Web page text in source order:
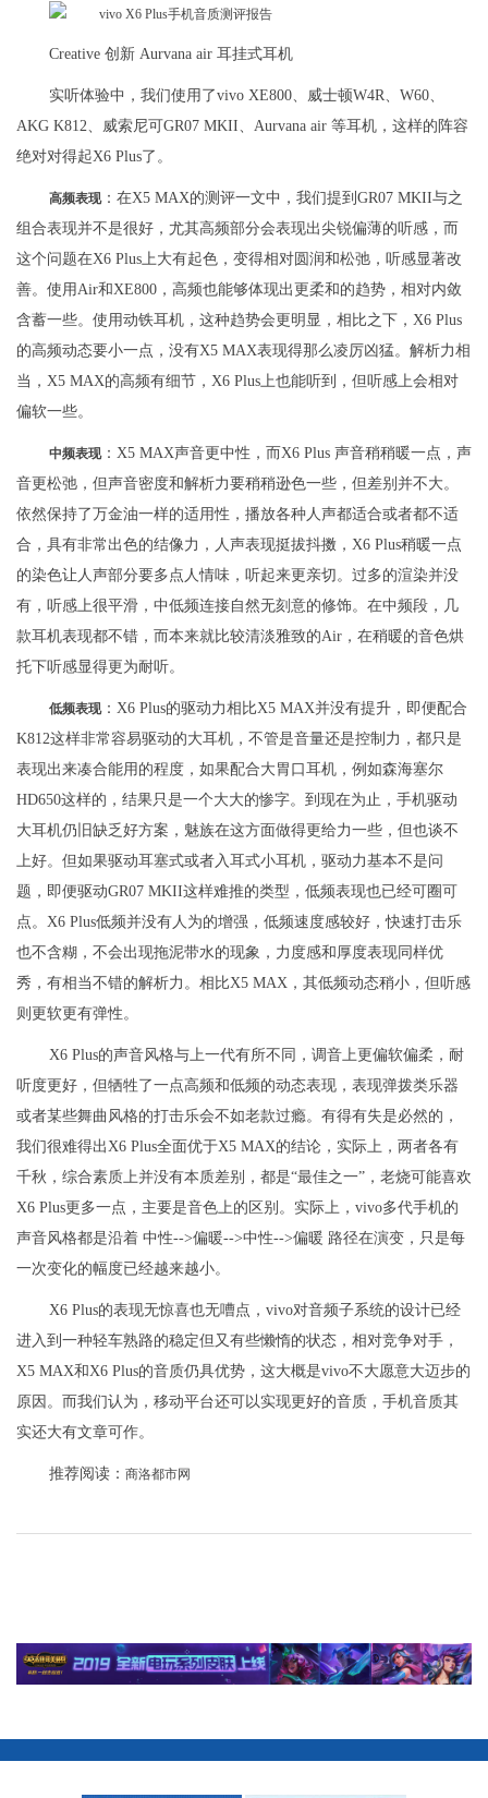
Creative 创新 Aurvana air 耳挂式耳机
实听体验中，我们使用了vivo XE800、威士顿W4R、W60、
AKG K812、威索尼可GR07 MKII、Aurvana air 等耳机，这样的阵容
绝对对得起X6 Plus了。
高频表现：在X5 MAX的测评一文中，我们提到GR07 MKII与之
组合表现并不是很好，尤其高频部分会表现出尖锐偏薄的听感，而
这个问题在X6 Plus上大有起色，变得相对圆润和松弛，听感显著改
善。使用Air和XE800，高频也能够体现出更柔和的趋势，相对内敛
含蓄一些。使用动铁耳机，这种趋势会更明显，相比之下，X6 Plus
的高频动态要小一点，没有X5 MAX表现得那么凌厉凶猛。解析力相
当，X5 MAX的高频有细节，X6 Plus上也能听到，但听感上会相对
偏软一些。
中频表现：X5 MAX声音更中性，而X6 Plus 声音稍稍暖一点，声
音更松弛，但声音密度和解析力要稍稍逊色一些，但差别并不大。
依然保持了万金油一样的适用性，播放各种人声都适合或者都不适
合，具有非常出色的结像力，人声表现挺拔抖擞，X6 Plus稍暖一点
的染色让人声部分要多点人情味，听起来更亲切。过多的渲染并没
有，听感上很平滑，中低频连接自然无刻意的修饰。在中频段，几
款耳机表现都不错，而本来就比较清淡雅致的Air，在稍暖的音色烘
托下听感显得更为耐听。
低频表现：X6 Plus的驱动力相比X5 MAX并没有提升，即便配合
K812这样非常容易驱动的大耳机，不管是音量还是控制力，都只是
表现出来凑合能用的程度，如果配合大胃口耳机，例如森海塞尔
HD650这样的，结果只是一个大大的惨字。到现在为止，手机驱动
大耳机仍旧缺乏好方案，魅族在这方面做得更给力一些，但也谈不
上好。但如果驱动耳塞式或者入耳式小耳机，驱动力基本不是问
题，即便驱动GR07 MKII这样难推的类型，低频表现也已经可圈可
点。X6 Plus低频并没有人为的增强，低频速度感较好，快速打击乐
也不含糊，不会出现拖泥带水的现象，力度感和厚度表现同样优
秀，有相当不错的解析力。相比X5 MAX，其低频动态稍小，但听感
则更软更有弹性。
X6 Plus的声音风格与上一代有所不同，调音上更偏软偏柔，耐
听度更好，但牺牲了一点高频和低频的动态表现，表现弹拨类乐器
或者某些舞曲风格的打击乐会不如老款过瘾。有得有失是必然的，
我们很难得出X6 Plus全面优于X5 MAX的结论，实际上，两者各有
千秋，综合素质上并没有本质差别，都是“最佳之一”，老烧可能喜欢
X6 Plus更多一点，主要是音色上的区别。实际上，vivo多代手机的
声音风格都是沿着 中性-->偏暖-->中性-->偏暖 路径在演变，只是每
一次变化的幅度已经越来越小。
X6 Plus的表现无惊喜也无嘈点，vivo对音频子系统的设计已经
进入到一种轻车熟路的稳定但又有些懒惰的状态，相对竞争对手，
X5 MAX和X6 Plus的音质仍具优势，这大概是vivo不大愿意大迈步的
原因。而我们认为，移动平台还可以实现更好的音质，手机音质其
实还大有文章可作。
推荐阅读： 商洛都市网